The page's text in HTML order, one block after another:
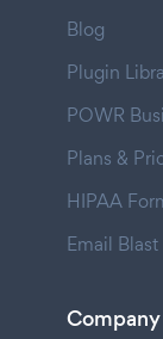
Blog
Plugin
POWR
Plans &
HIPAA
Email Blast
Company